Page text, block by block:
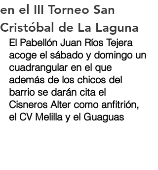
en el III Torneo San
Cristóbal de La Laguna
El Pabellón Juan Ríos Tejera
acoge el sábado y domingo un
cuadrangular en el que
además de los chicos del
barrio se darán cita el
Cisneros Alter como anfitrión,
el CV Melilla y el Guaguas